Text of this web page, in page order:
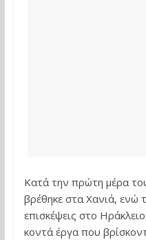
Κατά την πρώτη μέρα
βρέθηκε στα Χανιά, ενώ
επισκέψεις στο
κοντά έργα που